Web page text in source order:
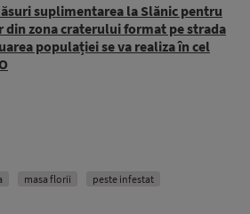
suplimentarea la Slănic pentru
din zona craterului format pe strada
populației se va realiza în cel
masa florii
peste infestat